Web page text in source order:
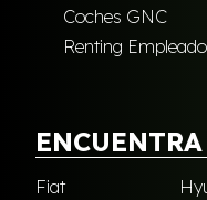
Coches GNC
Renting
Fiat